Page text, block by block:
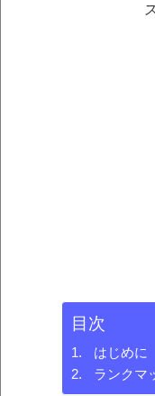
目次
はじめに
ランクマ